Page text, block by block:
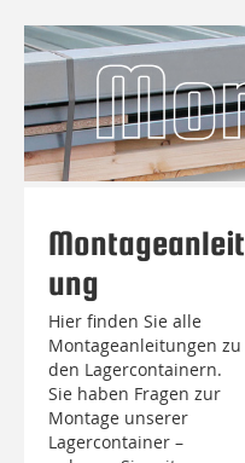
Montageanleit
ung
Hier finden Sie alle
Montageanleitungen zu
den Lagercontainern.
Sie haben Fragen zur
Montage unserer
Lagercontainer –